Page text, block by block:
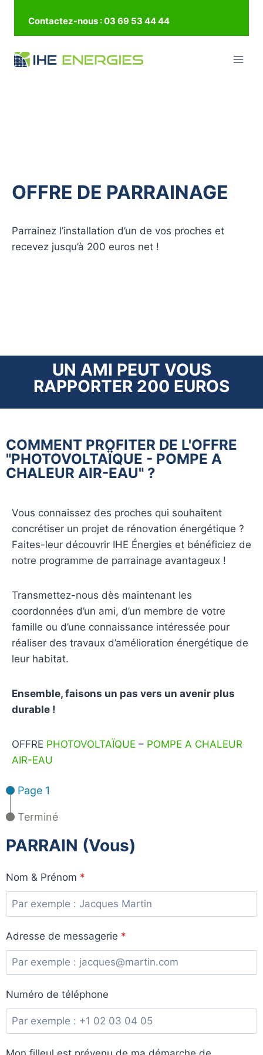
Contactez-nous : 03 69 53 44 44
OFFRE DE PARRAINAGE
Parrainez l’installation d’un de vos proches et
recevez jusqu’à 200 euros net !
UN AMI PEUT VOUS
RAPPORTER 200 EUROS
COMMENT PROFITER DE L'OFFRE
"PHOTOVOLTAÏQUE - POMPE A
CHALEUR AIR-EAU" ?
Vous connaissez des proches qui souhaitent
concrétiser un projet de rénovation énergétique ?
Faites-leur découvrir IHE Énergies et bénéficiez de
notre programme de parrainage avantageux !
Transmettez-nous dès maintenant les
coordonnées d’un ami, d’un membre de votre
famille ou d’une connaissance intéressée pour
réaliser des travaux d’amélioration énergétique de
leur habitat.
Ensemble, faisons un pas vers un avenir plus
durable !
OFFRE PHOTOVOLTAÏQUE – POMPE A CHALEUR
AIR-EAU
Page 1
Terminé
PARRAIN (Vous)
Nom & Prénom *
Adresse de messagerie *
Numéro de téléphone